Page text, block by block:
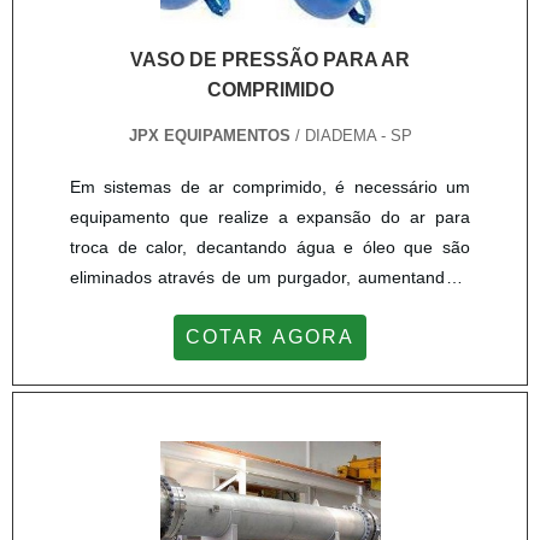
Equipamentos Industriais atua com pessoal
experiente e qualificado, atendendo todas as
especificações apresentadas em projetos e
empresa possui campo fabril em São Paulo e
Alguns dos produtos e serviços: Caldeiraria;
Manutenção em trocadores; Reservatório de ar;
Aftercooler; Trocadores de calor; Limpeza de
VASO DE PRESSÃO PARA AR
COMPRIMIDO
JPX EQUIPAMENTOS / DIADEMA - SP
Em sistemas de ar comprimido, é necessário um
equipamento que realize a expansão do ar para
troca de calor, decantando água e óleo que são
eliminados através de um purgador, aumentando o
mantém o equilíbrio da pressão durante o período
exerce exatamente essa função, sendo importante
qualidade e desempenho do equipamento, e junto
ao produto a empresa deve encaminhar um
prontuário com os certificados conforme a NR13 e o
COTAR AGORA